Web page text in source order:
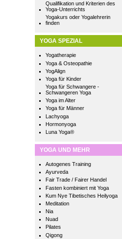
Qualifikation und Kriterien des
Yoga-Unterrichts
Yogakurs oder Yogalehrerin
finden
YOGA SPEZIAL
Yogatherapie
Yoga & Osteopathie
YogAlign
Yoga für Kinder
Yoga für Schwangere -
Schwangeren Yoga
Yoga im Alter
Yoga für Männer
Lachyoga
Hormonyoga
Luna Yoga®
YOGA UND MEHR
Autogenes Training
Ayurveda
Fair Trade / Fairer Handel
Fasten kombiniert mit Yoga
Kum Nye Tibetisches Heilyoga
Meditation
Nia
Nuad
Pilates
Qigong